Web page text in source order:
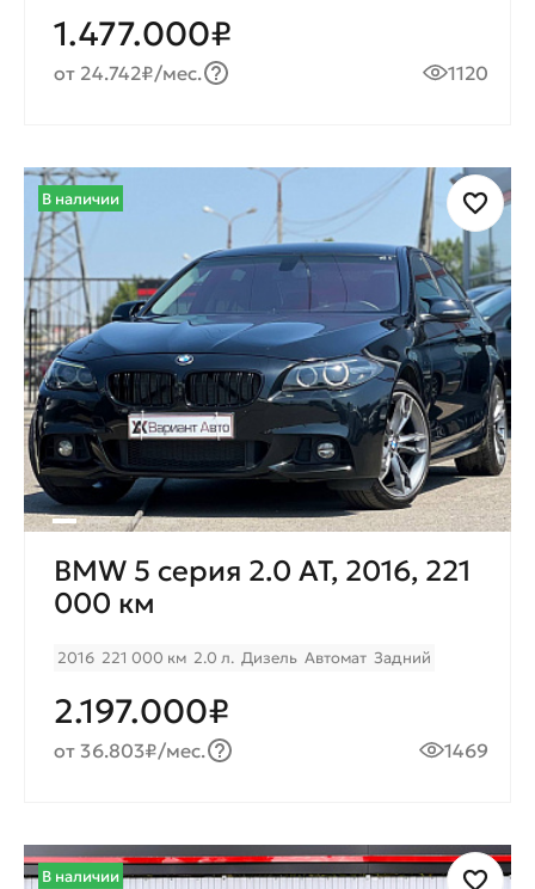
1.477.000₽
от 24.742₽/мес. 1120
В наличии
BMW 5 серия 2.0 AT, 2016, 221
000 км
2016 221 000 км 2.0 л. Дизель Автомат Задний
2.197.000₽
от 36.803₽/мес. 1469
В наличии